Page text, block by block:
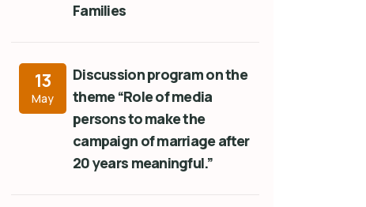
Families
13
May
Discussion program on the
theme “Role of media
persons to make the
campaign of marriage after
20 years meaningful.”